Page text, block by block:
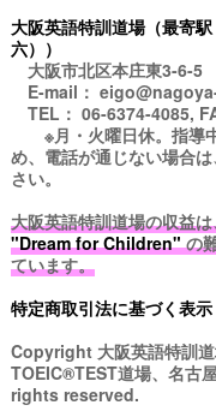
大阪英語特訓道場（最寄
六））
大阪市北区本庄東3-6-5
E-mail：
TEL： 06-6374-4085,
※月・火曜日休。指導
め、電話が通じない場合
さい。
大阪英語特訓道場の収益
"Dream for Children"の
ています。
特定商取引法に基づく表示
Copyright 大阪英語特訓
TOEIC®TEST道場、名古
rights reserved.